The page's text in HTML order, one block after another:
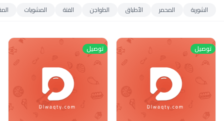
الشوربة المحمر الأطباق الطواجن الفتة المشويات
توصيل توصيل